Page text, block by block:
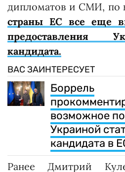
дипломатов и СМИ, по
страны ЕС все еще
предоставления
кандидата.
ВАС ЗАИНТЕРЕСУЕТ
Боррель
возможное
Украиной
кандидата в
Ранее Дмитрий